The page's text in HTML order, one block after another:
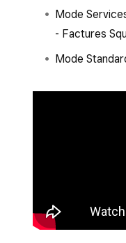
Mode
- Factures
Mode